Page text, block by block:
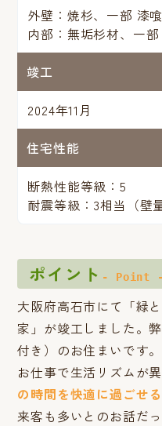
外壁：焼杉、一部 漆喰
内部：無垢杉材、一
竣工
2024年11月
住宅性能
断熱性能等級：5
耐震等級：3相当（壁
ポイント - Point -
大阪府高石市にて「緑
家」が竣工しました。
付き）のお住まいです。
お仕事で生活リズムが
の時間を快適に過ごせ
来客も多いとのお話だ